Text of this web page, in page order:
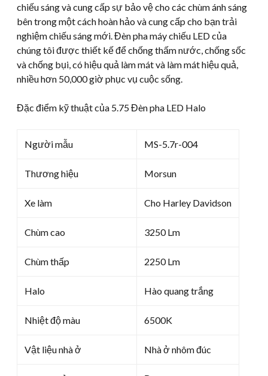
chiếu sáng và cung cấp sự bảo vệ cho các chùm ánh sáng
bên trong một cách hoàn hảo và cung cấp cho bạn trải
nghiệm chiếu sáng mới. Đèn pha máy chiếu LED của
chúng tôi được thiết kế để chống thấm nước, chống sốc
và chống bụi, có hiệu quả làm mát và làm mát hiệu quả,
nhiều hơn 50,000 giờ phục vụ cuộc sống.
Đặc điểm kỹ thuật của 5.75 Đèn pha LED Halo
Người mẫu MS-5.7r-004
Thương hiệu Morsun
Xe làm Cho Harley Davidson
Chùm cao 3250 Lm
Chùm thấp 2250 Lm
Halo Hào quang trắng
Nhiệt độ màu 6500K
Vật liệu nhà ở Nhà ở nhôm đúc